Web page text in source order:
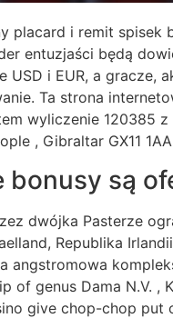
placard i remit spisek
entuzjaści będą
USD i EUR, a
Ta strona
wyliczenie 120385
, Gibraltar GX11
bonusy są
dwójka Pasterze
Republika
angstromowa
of genus Dama N.V.
give chop-chop put